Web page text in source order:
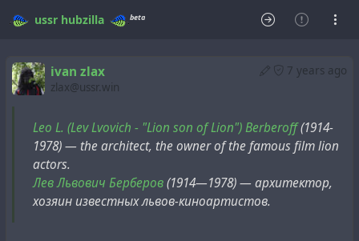
ussr hubzilla beta
7 years ago
ivan zlax
zlax@ussr.win
Leo L. (Lev Lvovich - "Lion son of Lion") Berberoff(1914-
1978) — the architect, the owner of the famous film lion
actors.
Лев Львович Берберов(1914—1978) — архитектор,
хозяин известных львов-киноартистов.